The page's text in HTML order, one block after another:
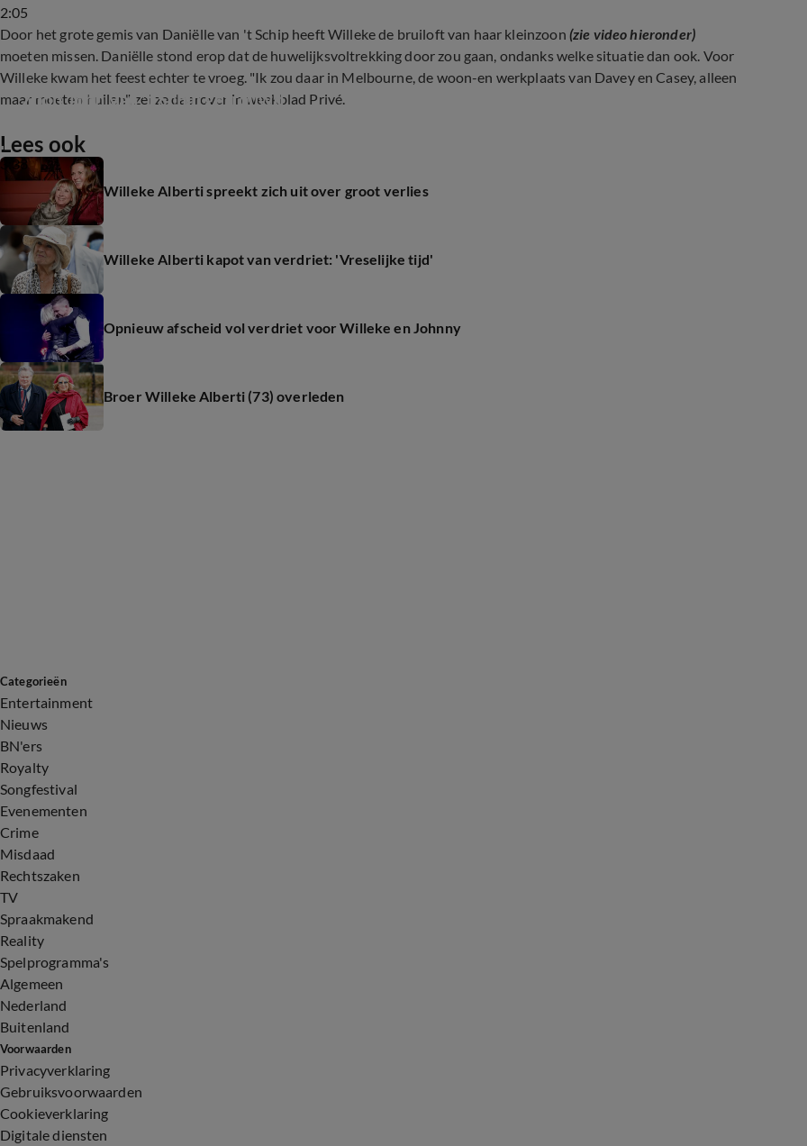
2:05
Door het grote gemis van Daniëlle van 't Schip heeft Willeke de bruiloft van haar kleinzoon (zie video hieronder)
moeten missen. Daniëlle stond erop dat de huwelijksvoltrekking door zou gaan, ondanks welke situatie dan ook. Voor
Willeke kwam het feest echter te vroeg. "Ik zou daar in Melbourne, de woon-en werkplaats van Davey en Casey, alleen
maar moeten huilen", zei ze daarover in weekblad Privé.
3:38
Zoon John van 't Schip getrouwd
Lees ook
Willeke Alberti spreekt zich uit over groot verlies
Willeke Alberti kapot van verdriet: 'Vreselijke tijd'
Opnieuw afscheid vol verdriet voor Willeke en Johnny
Broer Willeke Alberti (73) overleden
Categorieën
Entertainment
Nieuws
BN'ers
Royalty
Songfestival
Evenementen
Crime
Misdaad
Rechtszaken
TV
Spraakmakend
Reality
Spelprogramma's
Algemeen
Nederland
Buitenland
Voorwaarden
Privacyverklaring
Gebruiksvoorwaarden
Cookieverklaring
Digitale diensten